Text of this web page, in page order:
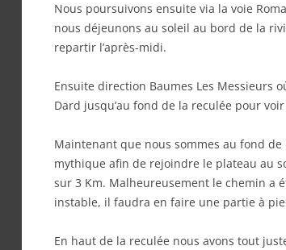
Nous poursuivons ensuite via la voie
nous déjeunons au soleil au bord de la
repartir l’après-midi.
Ensuite direction Baumes Les Messieurs
Dard jusqu’au fond de la reculée pour
Maintenant que nous sommes au fond
mythique afin de rejoindre le plateau au
sur 3 Km. Malheureusement le chemin a
instable, il faudra en faire une partie à
En haut de la reculée nous avons tout